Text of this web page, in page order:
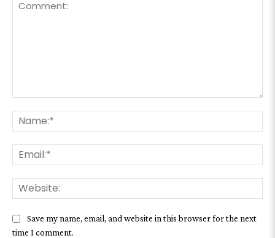
Save my name, email, and website in this browser for the next
time I comment.